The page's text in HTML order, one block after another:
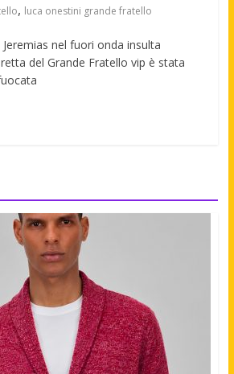
, luca onestini grande fratello
nel fuori onda insulta
del Grande Fratello vip è stata